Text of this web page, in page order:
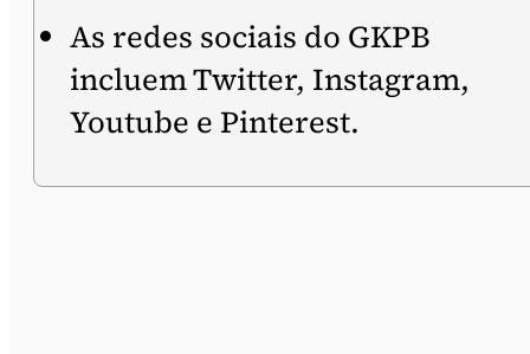
As redes sociais do GKPB
incluem Twitter, Instagram,
Youtube e Pinterest.